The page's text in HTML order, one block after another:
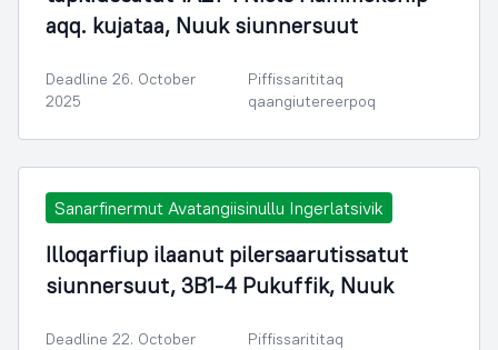
aqq. kujataa, Nuuk siunnersuut
Deadline 26. October
2025
Piffissarititaq
qaangiutereerpoq
Sanarfinermut Avatangiisinullu Ingerlatsivik
Illoqarfiup ilaanut pilersaarutissatut
siunnersuut, 3B1-4 Pukuffik, Nuuk
Deadline 22. October
Piffissarititaq